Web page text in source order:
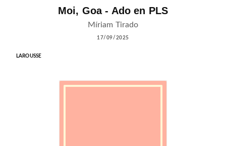
Moi, Goa - Ado en PLS
Míriam Tirado
17/09/2025
LAROUSSE